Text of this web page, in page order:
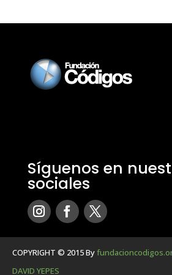
Síguenos en
sociales
COPYRIGHT © 2015 By
DAVID YEPES